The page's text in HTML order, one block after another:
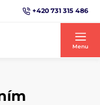
+420 731 315 486
Menu